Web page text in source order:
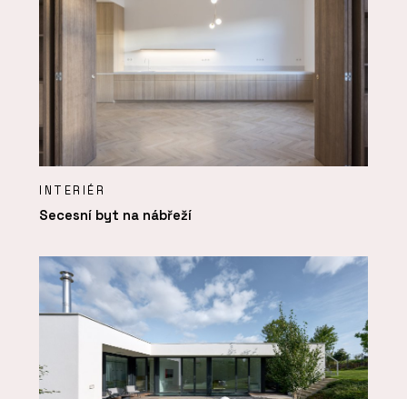
INTERIÉR
Secesní byt na nábřeží